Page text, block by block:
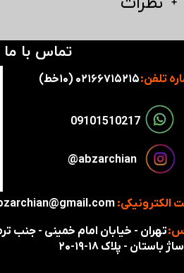
تماس با ما
تلفن:
تهران - خیابان امام خمینی - جنب
باستان - پلاک ۱۸-۱۹-۲۰
الکترونیکی:
​​09101510217​​​​​​​
​​​abzarchian@